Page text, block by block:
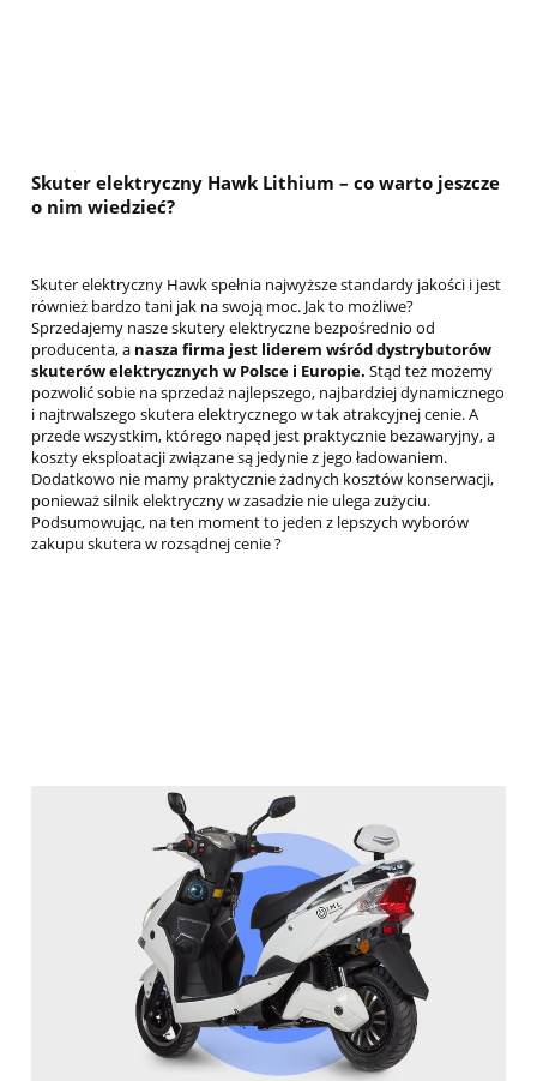
Skuter elektryczny Hawk Lithium – co warto jeszcze
o nim wiedzieć?
Skuter elektryczny Hawk spełnia najwyższe standardy jakości i jest
również bardzo tani jak na swoją moc. Jak to możliwe?
Sprzedajemy nasze skutery elektryczne bezpośrednio od
producenta, a nasza firma jest liderem wśród dystrybutorów
skuterów elektrycznych w Polsce i Europie. Stąd też możemy
pozwolić sobie na sprzedaż najlepszego, najbardziej dynamicznego
i najtrwalszego skutera elektrycznego w tak atrakcyjnej cenie. A
przede wszystkim, którego napęd jest praktycznie bezawaryjny, a
koszty eksploatacji związane są jedynie z jego ładowaniem.
Dodatkowo nie mamy praktycznie żadnych kosztów konserwacji,
ponieważ silnik elektryczny w zasadzie nie ulega zużyciu.
Podsumowując, na ten moment to jeden z lepszych wyborów
zakupu skutera w rozsądnej cenie ?